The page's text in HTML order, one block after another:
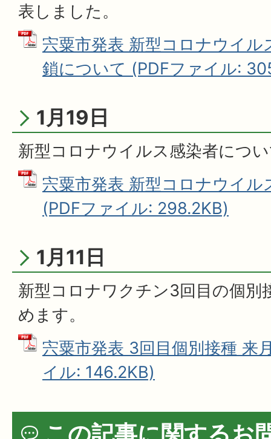
表しました。
宍粟市発表 新型コロナウイル
鎖について (PDFファイル:
1月19日
新型コロナウイルス感染者につ
宍粟市発表 新型コロナウイル
(PDFファイル: 298.2KB)
1月11日
新型コロナワクチン3回目の個別
めます。
宍粟市発表 3回目個別接種 来
イル: 146.2KB)